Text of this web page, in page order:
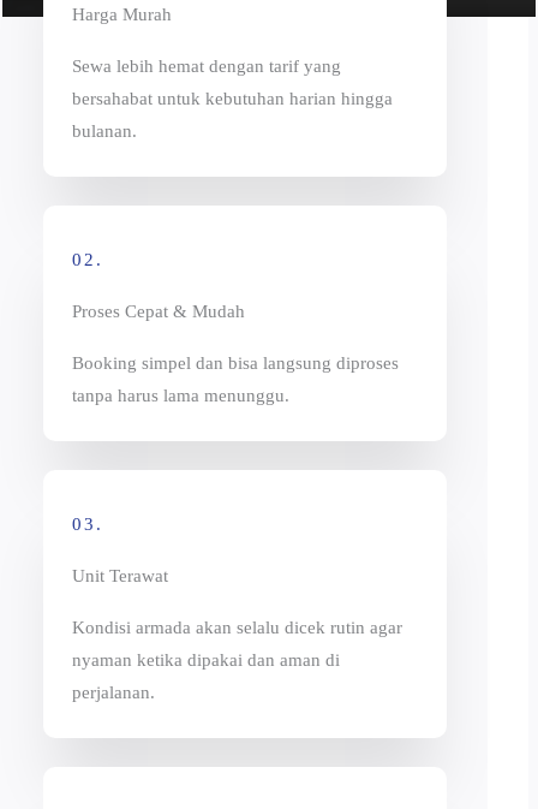
Harga Murah
Sewa lebih hemat dengan tarif yang
bersahabat untuk kebutuhan harian hingga
bulanan.
02.
Proses Cepat & Mudah
Booking simpel dan bisa langsung diproses
tanpa harus lama menunggu.
03.
Unit Terawat
Kondisi armada akan selalu dicek rutin agar
nyaman ketika dipakai dan aman di
perjalanan.